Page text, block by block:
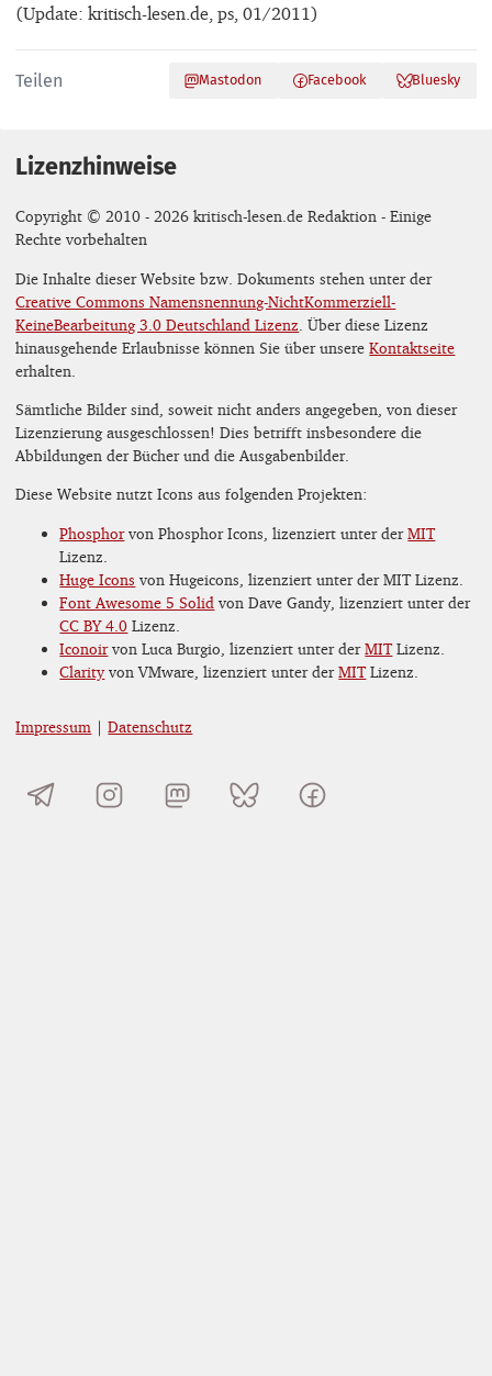
(Update: kritisch-lesen.de, ps, 01/2011)
Teilen Mastodon Facebook Bluesky
Lizenzhinweise
Copyright © 2010 - 2026 kritisch-lesen.de Redaktion - Einige
Rechte vorbehalten
Die Inhalte dieser Website bzw. Dokuments stehen unter der
Creative Commons Namensnennung-NichtKommerziell-
KeineBearbeitung 3.0 Deutschland Lizenz . Über diese Lizenz
hinausgehende Erlaubnisse können Sie über unsereKontaktseite
erhalten.
Sämtliche Bilder sind, soweit nicht anders angegeben, von dieser
Lizenzierung ausgeschlossen! Dies betrifft insbesondere die
Abbildungen der Bücher und die Ausgabenbilder.
Diese Website nutzt Icons aus folgenden Projekten:
Phosphorvon Phosphor Icons, lizenziert unter derMIT
Lizenz.
Huge Icons von Hugeicons, lizenziert unter der MIT Lizenz.
Font Awesome 5 Solid von Dave Gandy, lizenziert unter der
CC BY 4.0 Lizenz.
Iconoirvon Luca Burgio, lizenziert unter derMITLizenz.
Clarityvon VMware, lizenziert unter derMITLizenz.
Impressum |Datenschutz